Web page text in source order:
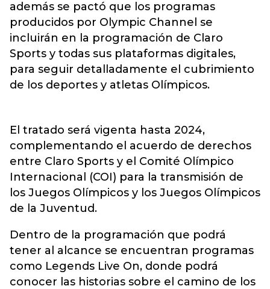
además se pactó que los programas
producidos por Olympic Channel se
incluirán en la programación de Claro
Sports y todas sus plataformas digitales,
para seguir detalladamente el cubrimiento
de los deportes y atletas Olímpicos.
El tratado será vigenta hasta 2024,
complementando el acuerdo de derechos
entre Claro Sports y el Comité Olímpico
Internacional (COI) para la transmisión de
los Juegos Olímpicos y los Juegos Olímpicos
de la Juventud.
Dentro de la programación que podrá
tener al alcance se encuentran programas
como Legends Live On, donde podrá
conocer las historias sobre el camino de los